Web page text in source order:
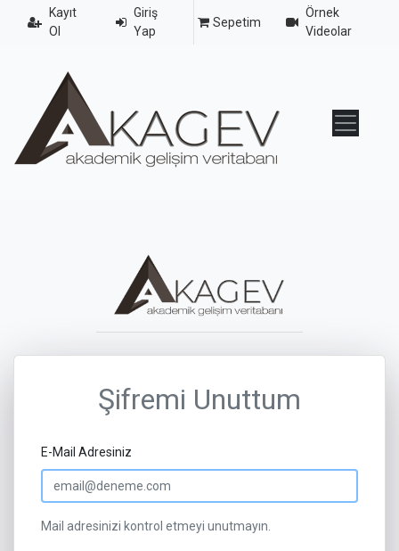
Kayıt
Ol
Giriş
Yap
Sepetim
Örnek
Videolar
Şifremi Unuttum
E-Mail Adresiniz
Mail adresinizi kontrol etmeyi unutmayın.